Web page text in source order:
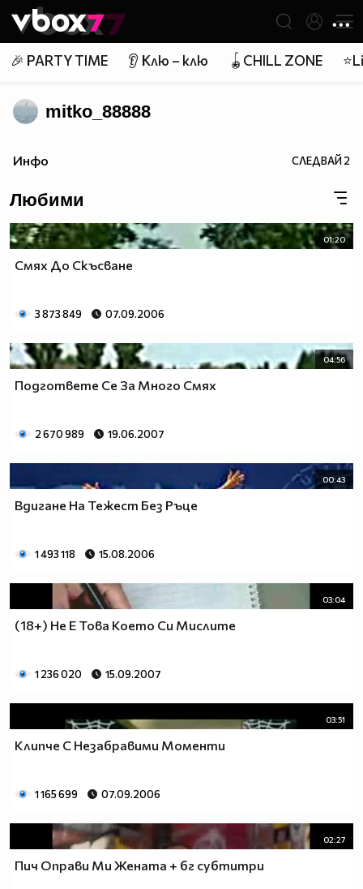
👾
🎉 PARTY TIME 👂 Клю – клю 🪀CHILL ZONE
mitko_88888
Инфо СЛЕДВАЙ2
Любими
01:20
Смях До Скъсване
3 873 849 07.09.2006
04:56
Подгответе Се За Много Смях
2 670 989 19.06.2007
00:43
Вдигане На Тежест Без Ръце
1 493 118 15.08.2006
03:04
(18+) Не Е Това Което Си Мислите
1 236 020 15.09.2007
03:51
Клипче С Незабравими Моменти
1 165 699 07.09.2006
02:27
Пич Оправи Ми Жената + бг субтитри